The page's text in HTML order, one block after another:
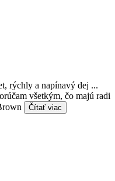
rýchly a napínavý dej ...
všetkým, čo majú radi
Čítať viac